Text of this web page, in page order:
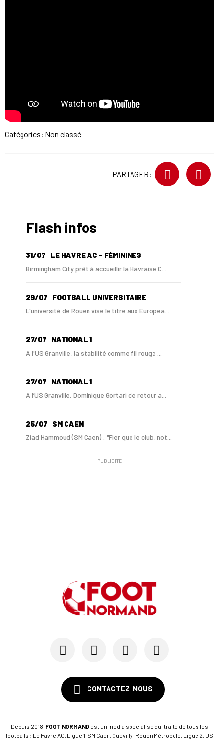
Catégories: Non classé
PARTAGER:
Flash infos
31/07 LE HAVRE AC - FÉMININES
Birmingham City prêt à accueillir la Havraise C...
29/07 FOOTBALL UNIVERSITAIRE
L'université de Rouen vise le titre aux Europea...
27/07 NATIONAL 1
A l'US Granville, la stabilité comme fil rouge ...
27/07 NATIONAL 1
A l’US Granville, Dominique Gortari de retour a...
25/07 SM CAEN
Ziad Hammoud (SM Caen) : "Fier que le club, not...
SM CAEN - MERCATO
SM CAEN - MERCATO
Avec Mohamed Hafid, Malherbe veut frapper un gr...
SM Caen : Julien Meilhac quitte la direction de...
PUBLICITÉ
CONTACTEZ-NOUS
Depuis 2018, FOOT NORMAND est un média spécialisé qui traite de tous les
footballs : Le Havre AC, Ligue 1, SM Caen, Quevilly-Rouen Métropole, Ligue 2, US